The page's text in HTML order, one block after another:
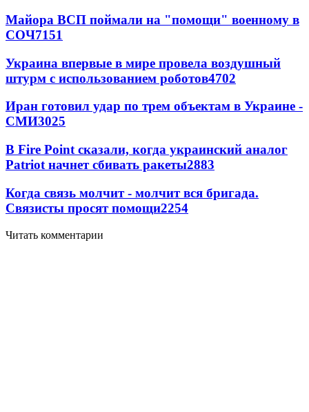
Майора ВСП поймали на "помощи" военному в
СОЧ7151
Украина впервые в мире провела воздушный
штурм с использованием роботов4702
Иран готовил удар по трем объектам в Украине -
СМИ3025
В Fire Point сказали, когда украинский аналог
Patriot начнет сбивать ракеты2883
Когда связь молчит - молчит вся бригада.
Связисты просят помощи2254
Читать комментарии